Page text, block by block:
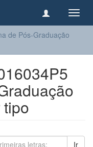
de Pós-Graduação
Ir